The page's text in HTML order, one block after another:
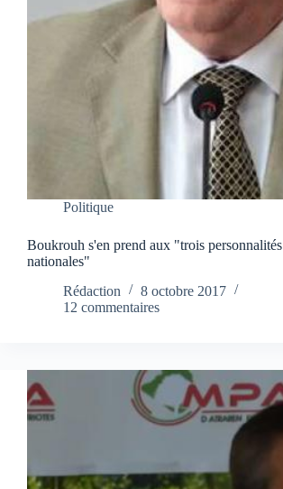
Politique
Boukrouh s'en prend aux "trois personnalités
nationales"
Rédaction
8 octobre 2017
12 commentaires